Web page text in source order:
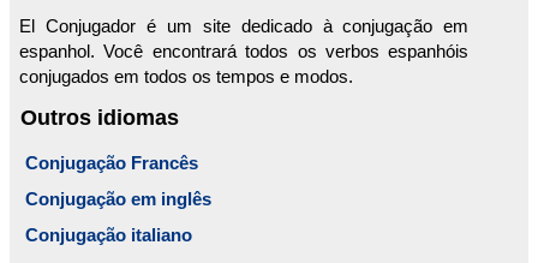
El Conjugador é um site dedicado à conjugação em
espanhol. Você encontrará todos os verbos espanhóis
conjugados em todos os tempos e modos.
Outros idiomas
Conjugação Francês
Conjugação em inglês
Conjugação italiano